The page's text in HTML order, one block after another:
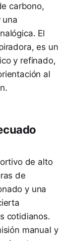
carbono,
una
El
es un
y refinado,
al
de alto
de
y una
cotidianos.
manual y